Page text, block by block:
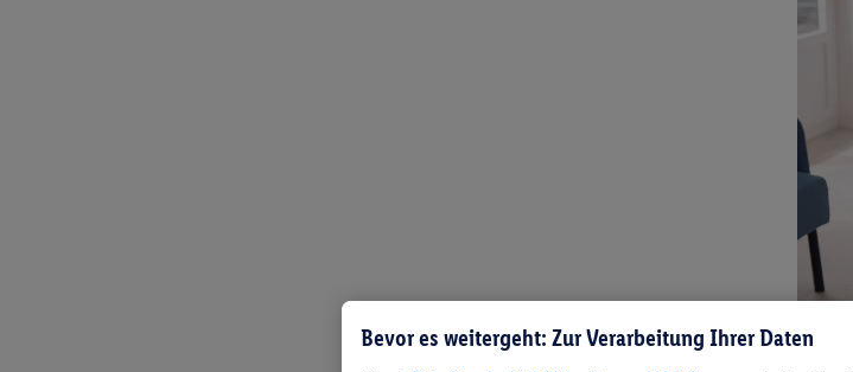
Bevor es weitergeht: Zur Verarbeitung Ihrer Daten